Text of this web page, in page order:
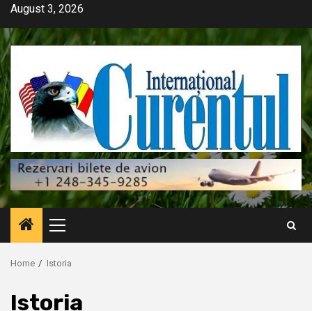
Skip
content
August 3, 2026
Primary
Menu
Home Istoria
Istoria